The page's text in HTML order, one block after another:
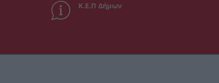
Κ.Ε.Π Δήμων